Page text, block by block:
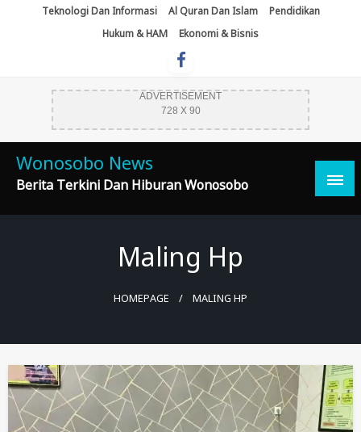
Teknologi Dan Informasi Al Quran Dan Islam
Pendidikan
Hukum & HAM
Ekonomi & Bisnis
ADVERTISEMENT
728 X 90
Wonosobo News
Berita Terkini Dan Hiburan Wonosobo
Maling Hp
HOMEPAGE MALING HP